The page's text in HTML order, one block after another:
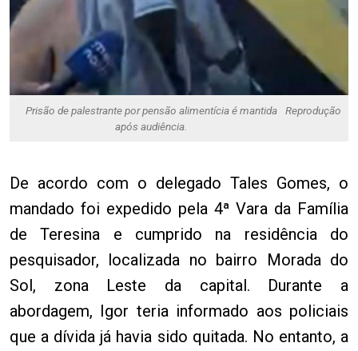
Prisão de palestrante por pensão alimentícia é mantida
após audiência.
Reprodução
De acordo com o delegado Tales Gomes, o
mandado foi expedido pela 4ª Vara da Família
de Teresina e cumprido na residência do
pesquisador, localizada no bairro Morada do
Sol, zona Leste da capital. Durante a
abordagem, Igor teria informado aos policiais
que a dívida já havia sido quitada. No entanto, a